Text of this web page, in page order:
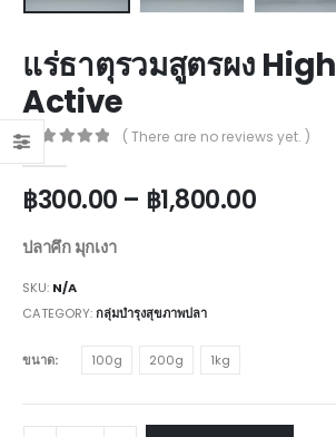
แร่ธาตุรวมสูตรผง High
Active
( There are no reviews yet. )
฿300.00 – ฿1,800.00
ปลาคึก มุกเงา
SKU: N/A
CATEGORY:กลุ่มบำรุงสุขภาพปลา
ขนาด 100g 200g 1kg